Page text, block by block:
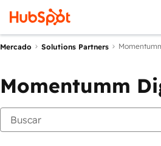
Mercado Solutions Partners
Momentumm